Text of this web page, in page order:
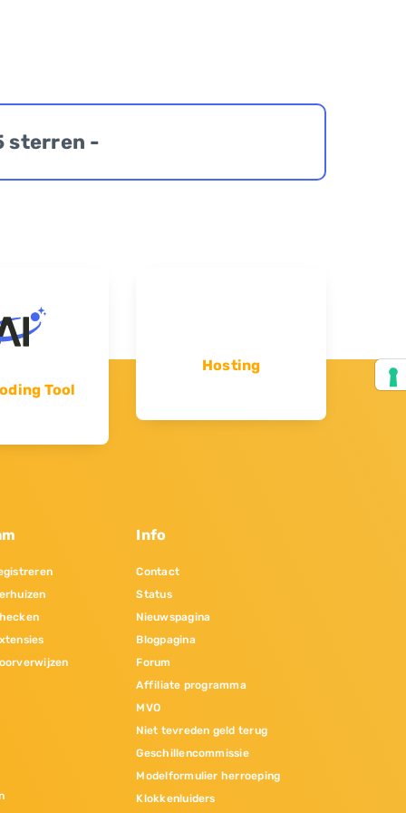
sterren -
Tool
Hosting
Info
Contact
Status
Nieuwspagina
Blogpagina
Forum
Affiliate programma
MVO
Niet tevreden geld terug
Geschillencommissie
Modelformulier herroeping
Klokkenluiders